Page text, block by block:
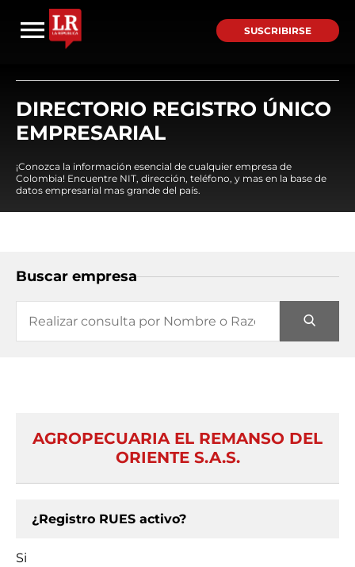
SUSCRIBIRSE
DIRECTORIO REGISTRO ÚNICO
EMPRESARIAL
¡Conozca la información esencial de cualquier empresa de
Colombia! Encuentre NIT, dirección, teléfono, y mas en la base de
datos empresarial mas grande del país.
Buscar empresa
AGROPECUARIA EL REMANSO DEL
ORIENTE S.A.S.
¿Registro RUES activo?
Si